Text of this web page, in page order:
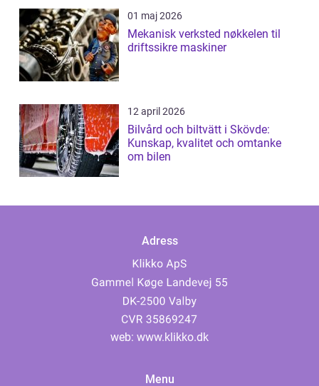
01 maj 2026
Mekanisk verksted nøkkelen til
driftssikre maskiner
12 april 2026
Bilvård och biltvätt i Skövde:
Kunskap, kvalitet och omtanke
om bilen
Adress
web: www.klikko.dk
Menu